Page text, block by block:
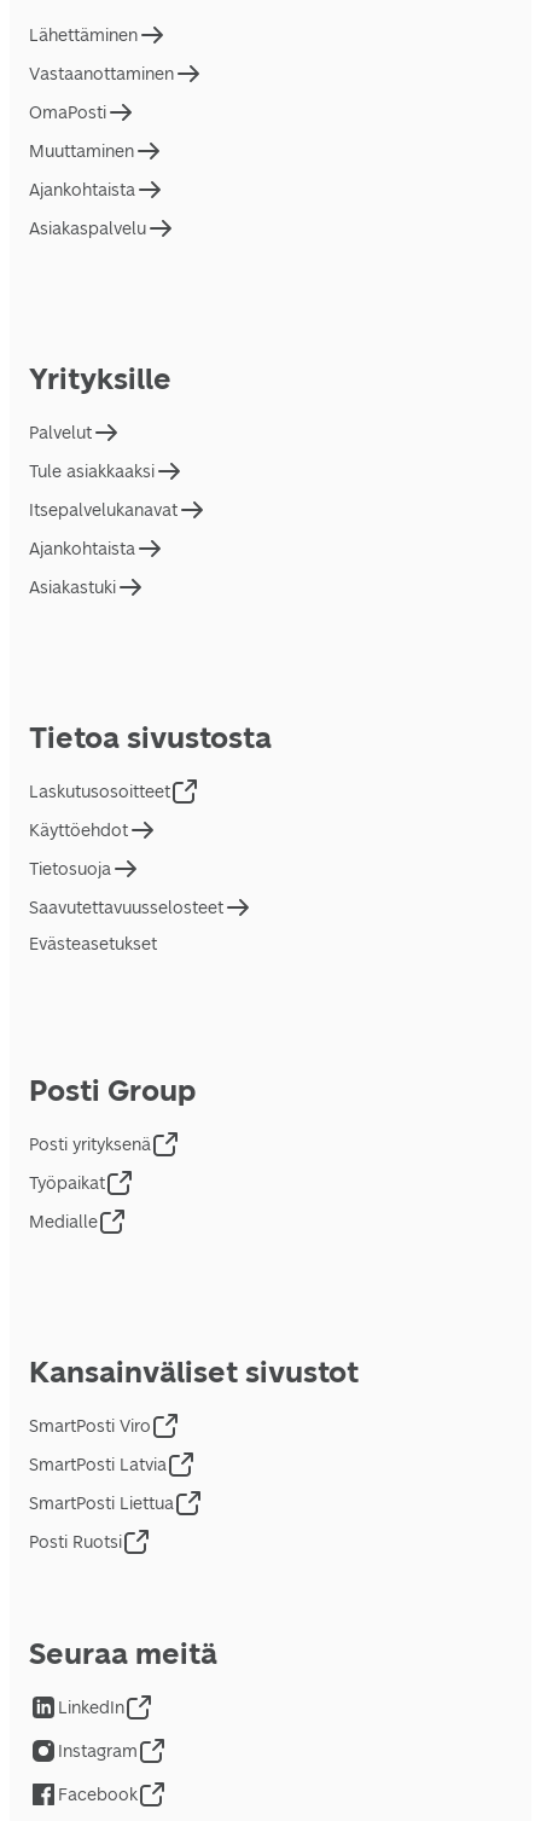
Lähettäminen
Vastaanottaminen
OmaPosti
Muuttaminen
Ajankohtaista
Asiakaspalvelu
Yrityksille
Palvelut
Tule asiakkaaksi
Itsepalvelukanavat
Ajankohtaista
Asiakastuki
Tietoa sivustosta
Laskutusosoitteet
Käyttöehdot
Tietosuoja
Saavutettavuusselosteet
Evästeasetukset
Posti Group
Posti yrityksenä
Työpaikat
Medialle
Kansainväliset sivustot
SmartPosti Viro
SmartPosti Latvia
SmartPosti Liettua
Posti Ruotsi
Seuraa meitä
LinkedIn
Instagram
Facebook